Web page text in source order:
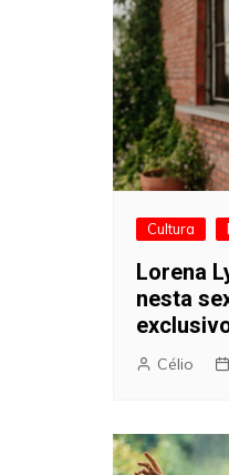
Cultura
Lorena
nesta
Célio